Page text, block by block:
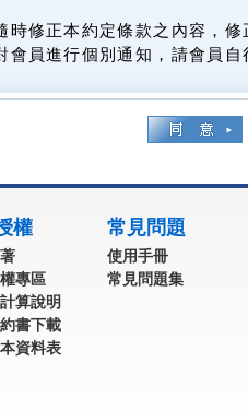
時修正本約定條款之內容，
會員進行個別通知，請會員自
權
專區
算說明
書下載
資料表
常見問題
使用手冊
常見問題集